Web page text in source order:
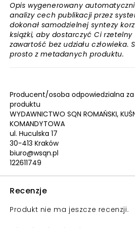
Opis wygenerowany
analizy cech publikacji przez
dokonał samodzielnej syntezy
książki, aby dostarczyć Ci
zawartość bez udziału człowieka.
prosto z metadanych produktu.
Producent/osoba odpowiedzialna
produktu
WYDAWNICTWO SQN ROMAŃSKI,
KOMANDYTOWA
ul. Huculska 17
30-413 Kraków
biuro@wsqn.pl
122611749
Recenzje
Produkt nie ma jeszcze recenzji.